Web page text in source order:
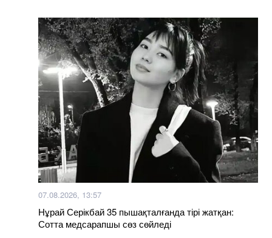
07.08.2026, 13:57
Нұрай Серікбай 35 пышақталғанда тірі жатқан:
Сотта медсарапшы сөз сөйледі